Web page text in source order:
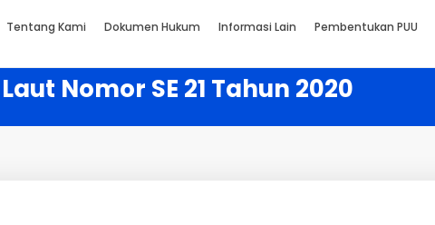
Tentang Kami Dokumen Hukum Informasi Lain Pembentukan PUU
Nomor SE 21 Tahun 2020